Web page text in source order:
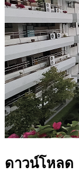
ดาวน์โหลด